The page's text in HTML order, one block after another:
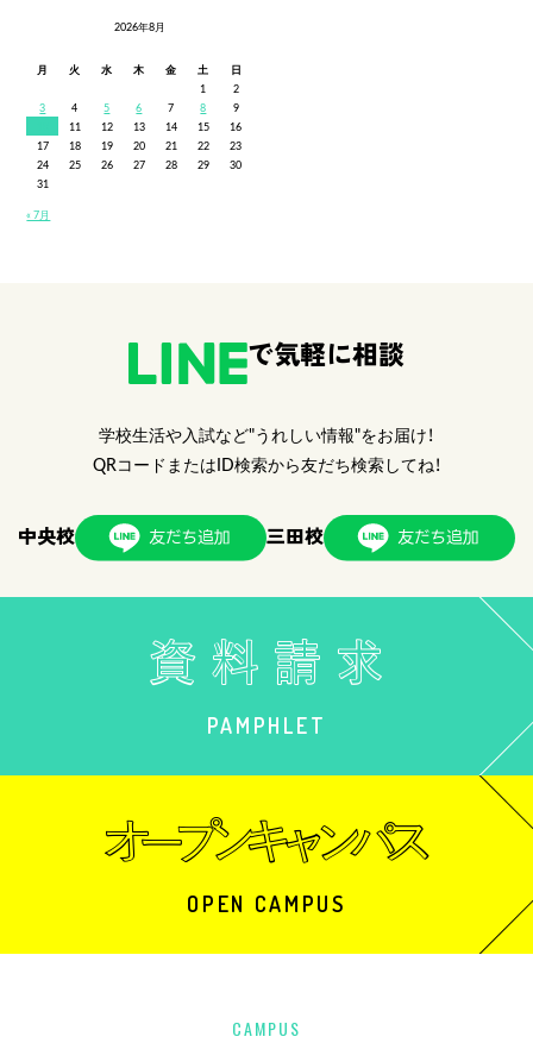
2026年8月
月 火 水 木 金 土
日
1
2
3
4 5 6 7 8
9
11 12 13 14 15
16
17
18 19 20 21 22
23
24
25 26 27 28 29
30
31
« 7月
で気軽に相談
学校生活や入試など"うれしい情報"をお届け！
QRコードまたはID検索から友だち検索してね！
中央校 三田校
PAMPHLET
OPEN CAMPUS
CAMPUS